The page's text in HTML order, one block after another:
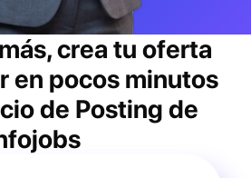
crea tu oferta
en pocos minutos
de Posting de